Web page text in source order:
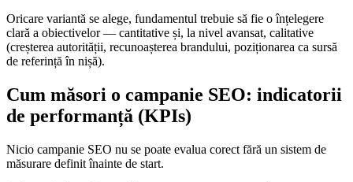
Oricare variantă se alege, fundamentul trebuie să fie o înțelegere
clară a obiectivelor — cantitative și, la nivel avansat, calitative
(creșterea autorității, recunoașterea brandului, poziționarea ca sursă
de referință în nișă).
Cum măsori o campanie SEO: indicatorii
de performanță (KPIs)
Nicio campanie SEO nu se poate evalua corect fără un sistem de
măsurare definit înainte de start.